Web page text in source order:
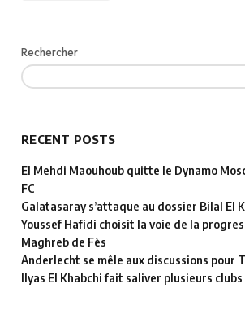
Rechercher
RECENT POSTS
El Mehdi Maouhoub quitte le Dynamo
FC
Galatasaray s’attaque au dossier Bilal El
Youssef Hafidi choisit la voie de la
Maghreb de Fès
Anderlecht se mêle aux discussions pour
Ilyas El Khabchi fait saliver plusieurs clubs